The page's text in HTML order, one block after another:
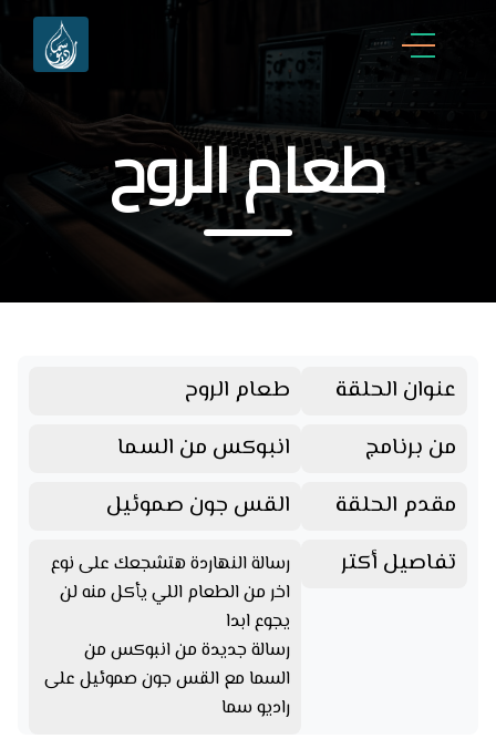
طعام الروح
عنوان الحلقة
طعام الروح
من برنامج
انبوكس من السما
مقدم الحلقة
القس جون صموئيل
تفاصيل أكتر
رسالة النهاردة هتشجعك على نوع
اخر من الطعام اللي يأكل منه لن
يجوع ابدا
رسالة جديدة من انبوكس من
السما مع القس جون صموئيل على
راديو سما